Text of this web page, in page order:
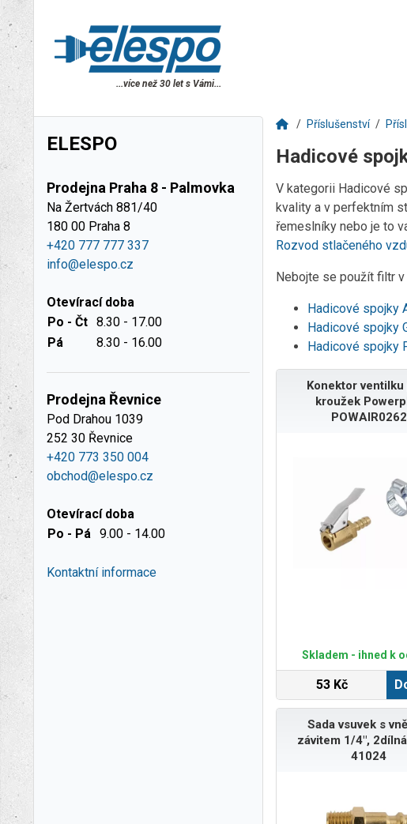
...více než 30 let s Vámi...
ELESPO
Prodejna Praha 8 - Palmovka
Na Žertvách 881/40
180 00 Praha 8
+420 777 777 337
info@elespo.cz
Otevírací doba
Po - Čt 8.30 - 17.00
Pá
8.30 - 16.00
Prodejna Řevnice
Pod Drahou 1039
252 30 Řevnice
+420 773 350 004
obchod@elespo.cz
Otevírací doba
Po - Pá 9.00 - 14.00
Kontaktní informace
Příslušenství
Hadicové
V kategorii Hadicové
kvality a v perfektním
řemeslníky nebo je to
Rozvod stlačeného
Nebojte se použít filtr
Hadicové spojky
Hadicové spojky
Hadicové spojky
Konektor ventilku
kroužek
POWAIR0262
Skladem - ihned k
53 Kč
Sada vsuvek s
závitem 1/4",
41024